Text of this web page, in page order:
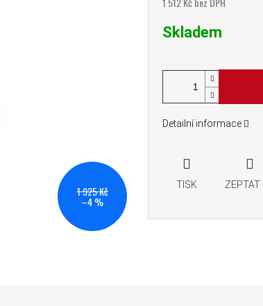
1 925 Kč
–4 %
Skladem
Detailní informace
TISK ZEPTAT